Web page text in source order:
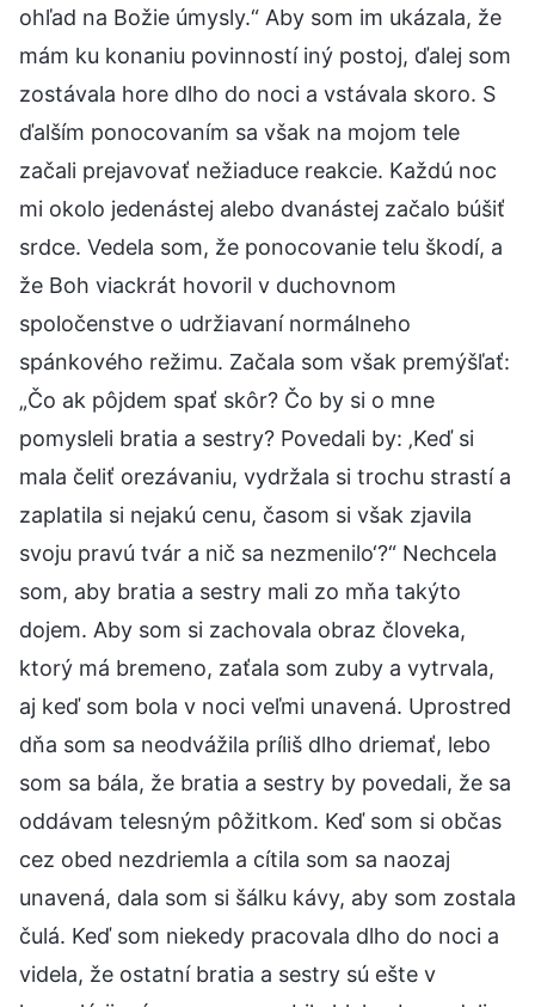
ohľad na Božie úmysly.“ Aby som im ukázala, že
mám ku konaniu povinností iný postoj, ďalej som
zostávala hore dlho do noci a vstávala skoro. S
ďalším ponocovaním sa však na mojom tele
začali prejavovať nežiaduce reakcie. Každú noc
mi okolo jedenástej alebo dvanástej začalo búšiť
srdce. Vedela som, že ponocovanie telu škodí, a
že Boh viackrát hovoril v duchovnom
spoločenstve o udržiavaní normálneho
spánkového režimu. Začala som však premýšľať:
„Čo ak pôjdem spať skôr? Čo by si o mne
pomysleli bratia a sestry? Povedali by: ‚Keď si
mala čeliť orezávaniu, vydržala si trochu strastí a
zaplatila si nejakú cenu, časom si však zjavila
svoju pravú tvár a nič sa nezmenilo‘?“ Nechcela
som, aby bratia a sestry mali zo mňa takýto
dojem. Aby som si zachovala obraz človeka,
ktorý má bremeno, zaťala som zuby a vytrvala,
aj keď som bola v noci veľmi unavená. Uprostred
dňa som sa neodvážila príliš dlho driemať, lebo
som sa bála, že bratia a sestry by povedali, že sa
oddávam telesným pôžitkom. Keď som si občas
cez obed nezdriemla a cítila som sa naozaj
unavená, dala som si šálku kávy, aby som zostala
čulá. Keď som niekedy pracovala dlho do noci a
videla, že ostatní bratia a sestry sú ešte v